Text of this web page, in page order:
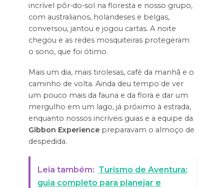
incrível pôr-do-sol na floresta e nosso grupo,
com australianos, holandeses e belgas,
conversou, jantou e jogou cartas. A noite
chegou e as redes mosquiteiras protegeram
o sono, que foi ótimo.
Mais um dia, mais tirolesas, café da manhã e o
caminho de volta. Ainda deu tempo de ver
um pouco mais da fauna e da flora e dar um
mergulho em um lago, já próximo à estrada,
enquanto nossos incríveis guias e a equipe da
Gibbon Experience preparavam o almoço de
despedida.
Leia também: Turismo de Aventura:
guia completo para planejar e